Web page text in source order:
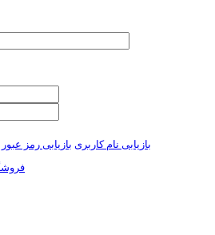
بازیابی نام کاربری بازیابی رمز عبور